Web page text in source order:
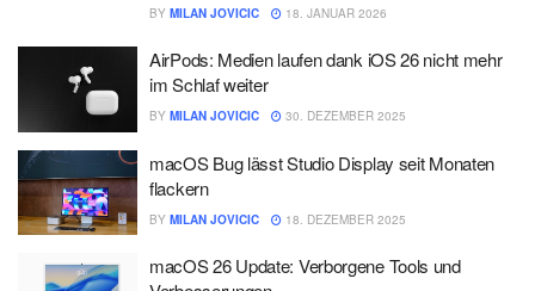
BY MILAN JOVICIC 18. JANUAR 2026
AirPods: Medien laufen dank iOS 26 nicht mehr
im Schlaf weiter
BY MILAN JOVICIC 30. DEZEMBER 2025
macOS Bug lässt Studio Display seit Monaten
flackern
BY MILAN JOVICIC 18. DEZEMBER 2025
macOS 26 Update: Verborgene Tools und